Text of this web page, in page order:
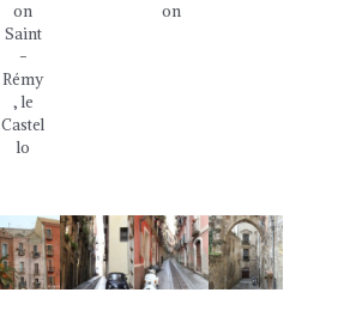
on
Saint
-
Rémy
, le
Castel
lo
on